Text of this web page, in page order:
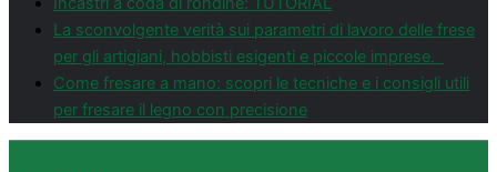
La sconvolgente verità sui parametri di lavoro delle frese
per gli artigiani, hobbisti esigenti e piccole imprese.
Come fresare a mano: scopri le tecniche e i consigli utili
per fresare il legno con precisione